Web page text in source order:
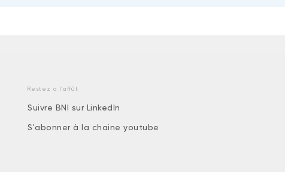
Restez à l'affût
Suivre BNI sur LinkedIn
S'abonner à la chaine youtube